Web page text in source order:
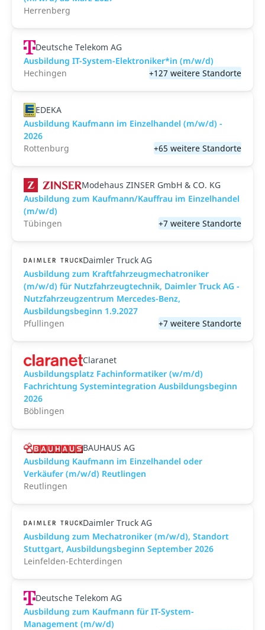
Herrenberg
Deutsche Telekom AG
Ausbildung IT-System-Elektroniker*in (m/w/d)
Hechingen
+127 weitere Standorte
EDEKA
Ausbildung Kaufmann im Einzelhandel (m/w/d) -
2026
Rottenburg
+65 weitere Standorte
Modehaus ZINSER GmbH & CO. KG
Ausbildung zum Kaufmann/Kauffrau im Einzelhandel
(m/w/d)
Tübingen
+7 weitere Standorte
Daimler Truck AG
Ausbildung zum Kraftfahrzeugmechatroniker
(m/w/d) für Nutzfahrzeugtechnik, Daimler Truck AG -
Nutzfahrzeugzentrum Mercedes-Benz,
Ausbildungsbeginn 1.9.2027
Pfullingen
+7 weitere Standorte
Claranet
Ausbildungsplatz Fachinformatiker (w/m/d)
Fachrichtung Systemintegration Ausbildungsbeginn
2026
Böblingen
BAUHAUS AG
Ausbildung Kaufmann im Einzelhandel oder
Verkäufer (m/w/d) Reutlingen
Reutlingen
Daimler Truck AG
Ausbildung zum Mechatroniker (m/w/d), Standort
Stuttgart, Ausbildungsbeginn September 2026
Leinfelden-Echterdingen
Deutsche Telekom AG
Ausbildung zum Kaufmann für IT-System-
Management (m/w/d)